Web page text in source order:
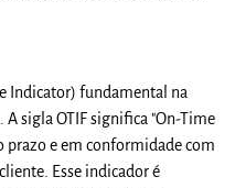
Indicator) fundamental na
sigla OTIF significa "On-Time
prazo e em conformidade com
Esse indicador é